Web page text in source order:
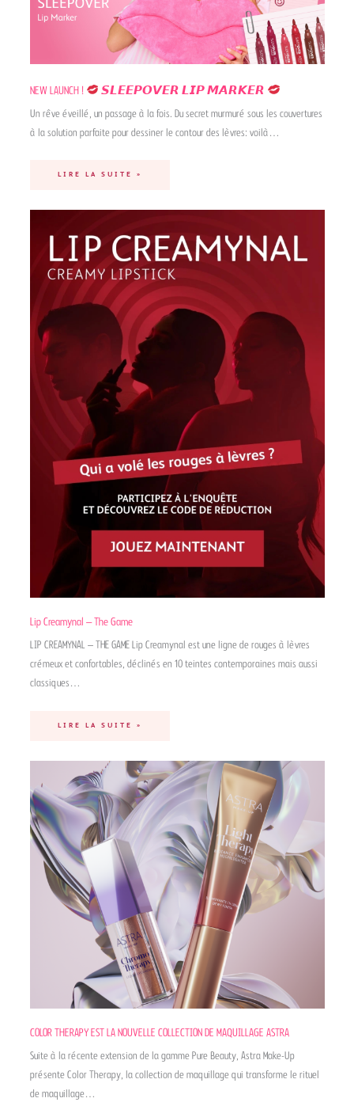
NEW LAUNCH ! 𝙎𝙇𝙀𝙀𝙋𝙊𝙑𝙀𝙍 𝙇𝙄𝙋 𝙈𝘼𝙍𝙆𝙀𝙍
Un rêve éveillé, un passage à la fois. Du secret murmuré sous les couvertures
à la solution parfaite pour dessiner le contour des lèvres: voilà…
LIRE LA SUITE »
Lip Creamynal – The Game
LIP CREAMYNAL – THE GAME Lip Creamynal est une ligne de rouges à lèvres
crémeux et confortables, déclinés en 10 teintes contemporaines mais aussi
classiques…
LIRE LA SUITE »
COLOR THERAPY EST LA NOUVELLE COLLECTION DE MAQUILLAGE ASTRA
Suite à la récente extension de la gamme Pure Beauty, Astra Make-Up
présente Color Therapy, la collection de maquillage qui transforme le rituel
de maquillage…